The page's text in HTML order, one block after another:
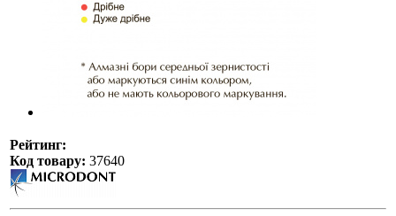
Рейтинг:
Код товару: 37640